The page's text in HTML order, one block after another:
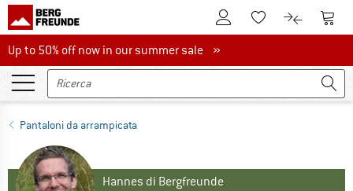
Al conto clienteAlla lista
Al Al
Up to 50% off now in our summer sale
Up to 50% off now in our summer sale »
Pantaloni da arrampicata
Hannes di Bergfreunde